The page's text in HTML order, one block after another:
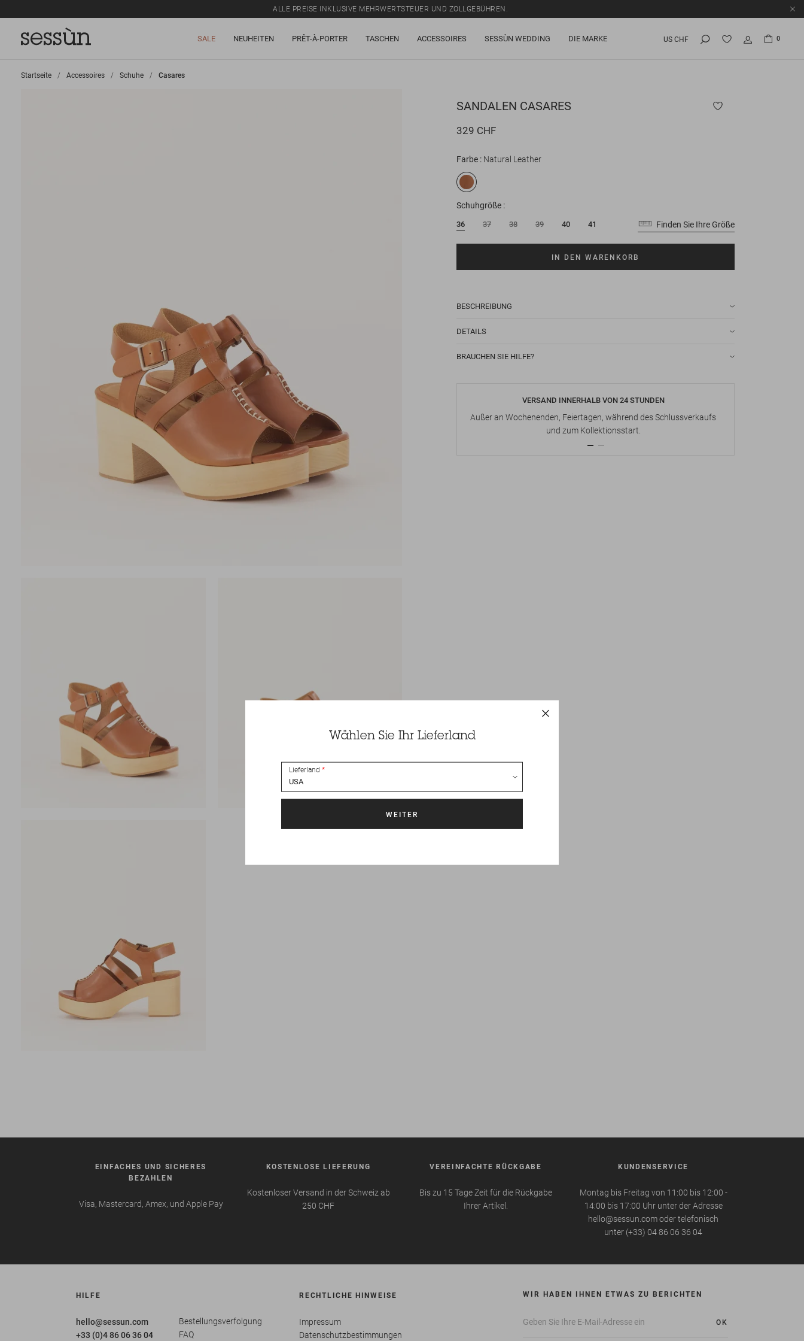
ALLE PREISE INKLUSIVE MEHRWERTSTEUER UND ZOLLGEBÜHREN.
SALE NEUHEITEN PRÊT-À-PORTER TASCHEN ACCESSOIRES SESSÙN WEDDING DIE MARKE US CHF 0
Startseite >
Accessoires >
Schuhe >
Casares
SANDALEN CASARES
329 CHF
Farbe Natural Leather
Schuhgröße
36 37 38 39 40 41 Finden Sie Ihre Größe
IN DEN WARENKORB
BESCHREIBUNG
DETAILS
BRAUCHEN SIE HILFE?
VERSAND INNERHALB VON 24 STUNDEN
Außer an Wochenenden, Feiertagen, während des Schlussverkaufs
und zum Kollektionsstart.
EINFACHES UND SICHERES
BEZAHLEN
Visa, Mastercard, Amex, und Apple Pay
KOSTENLOSE LIEFERUNG
Kostenloser Versand in der Schweiz ab
250 CHF
VEREINFACHTE RÜCKGABE
Bis zu 15 Tage Zeit für die Rückgabe
Ihrer Artikel.
KUNDENSERVICE
Montag bis Freitag von 11:00 bis 12:00 -
14:00 bis 17:00 Uhr unter der Adresse
hello@sessun.com oder telefonisch
unter (+33) 04 86 06 36 04
HILFE
hello@sessun.com
+33 (0)4 86 06 36 04
Bestellungsverfolgung
FAQ
RECHTLICHE HINWEISE
Impressum
Datenschutzbestimmungen
WIR HABEN IHNEN ETWAS ZU BERICHTEN
OK
Wählen Sie Ihr Lieferland
Lieferland